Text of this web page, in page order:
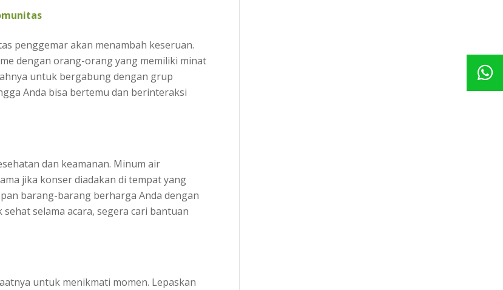
penggemar akan menambah keseruan.
dengan orang-orang yang memiliki minat
untuk bergabung dengan grup
Anda bisa bertemu dan berinteraksi
dan keamanan. Minum air
jika konser diadakan di tempat yang
barang-barang berharga Anda dengan
selama acara, segera cari bantuan
untuk menikmati momen. Lepaskan